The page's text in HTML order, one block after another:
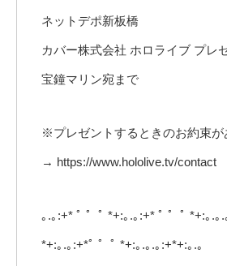
ネットデポ新板橋
カバー株式会社 ホロライブ プレ
宝鐘マリン宛まで
※プレゼントするときのお約束
→ https://www.hololive.tv/contact
｡.｡:+* ﾟ ゜ﾟ *+:｡.｡:+* ﾟ ゜ﾟ *+:｡.｡.
*+:｡.｡:+*ﾟ ゜ﾟ *+:｡.｡.｡:+*+:｡.｡